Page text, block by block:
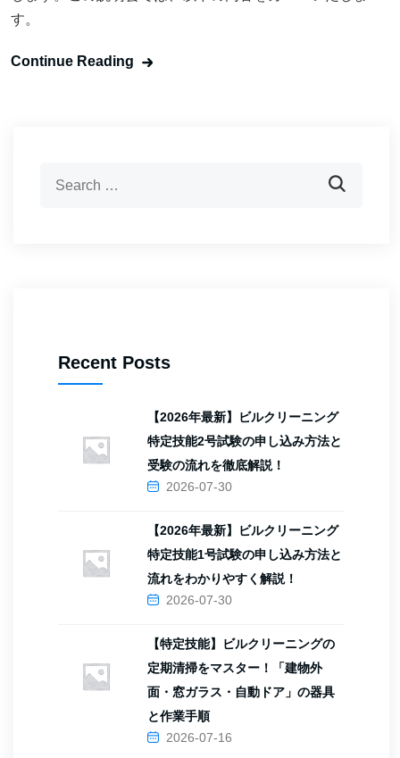
す。
Continue Reading
Recent Posts
【2026年最新】ビルクリーニング
特定技能2号試験の申し込み方法と
受験の流れを徹底解説！
2026-07-30
【2026年最新】ビルクリーニング
特定技能1号試験の申し込み方法と
流れをわかりやすく解説！
2026-07-30
【特定技能】ビルクリーニングの
定期清掃をマスター！「建物外
面・窓ガラス・自動ドア」の器具
と作業手順
2026-07-16